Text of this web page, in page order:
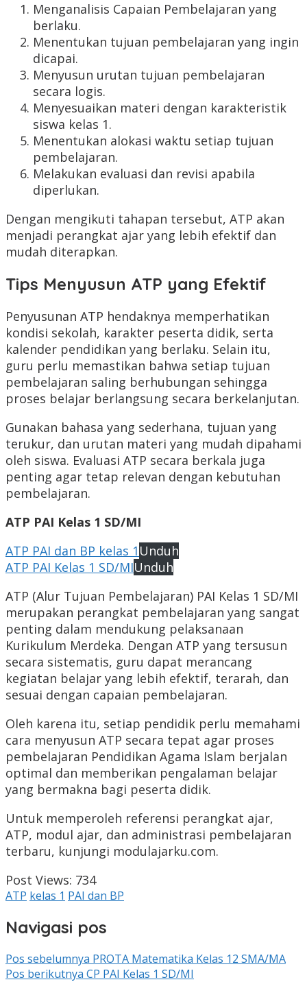
Menganalisis Capaian Pembelajaran yang
berlaku.
Menentukan tujuan pembelajaran yang ingin
dicapai.
Menyusun urutan tujuan pembelajaran
secara logis.
Menyesuaikan materi dengan karakteristik
siswa kelas 1.
Menentukan alokasi waktu setiap tujuan
pembelajaran.
Melakukan evaluasi dan revisi apabila
diperlukan.
Dengan mengikuti tahapan tersebut, ATP akan
menjadi perangkat ajar yang lebih efektif dan
mudah diterapkan.
Tips Menyusun ATP yang Efektif
Penyusunan ATP hendaknya memperhatikan
kondisi sekolah, karakter peserta didik, serta
kalender pendidikan yang berlaku. Selain itu,
guru perlu memastikan bahwa setiap tujuan
pembelajaran saling berhubungan sehingga
proses belajar berlangsung secara berkelanjutan.
Gunakan bahasa yang sederhana, tujuan yang
terukur, dan urutan materi yang mudah dipahami
oleh siswa. Evaluasi ATP secara berkala juga
penting agar tetap relevan dengan kebutuhan
pembelajaran.
ATP PAI Kelas 1 SD/MI
ATP PAI dan BP kelas 1 Unduh
ATP PAI Kelas 1 SD/MIUnduh
ATP (Alur Tujuan Pembelajaran) PAI Kelas 1 SD/MI
merupakan perangkat pembelajaran yang sangat
penting dalam mendukung pelaksanaan
Kurikulum Merdeka. Dengan ATP yang tersusun
secara sistematis, guru dapat merancang
kegiatan belajar yang lebih efektif, terarah, dan
sesuai dengan capaian pembelajaran.
Oleh karena itu, setiap pendidik perlu memahami
cara menyusun ATP secara tepat agar proses
pembelajaran Pendidikan Agama Islam berjalan
optimal dan memberikan pengalaman belajar
yang bermakna bagi peserta didik.
Untuk memperoleh referensi perangkat ajar,
ATP, modul ajar, dan administrasi pembelajaran
terbaru, kunjungi modulajarku.com.
Post Views: 734
ATP kelas 1 PAI dan BP
Navigasi pos
Pos sebelumnya PROTA Matematika Kelas 12 SMA/MA
Pos berikutnya CP PAI Kelas 1 SD/MI